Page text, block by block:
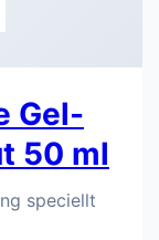
Gel-
50 ml
speciellt